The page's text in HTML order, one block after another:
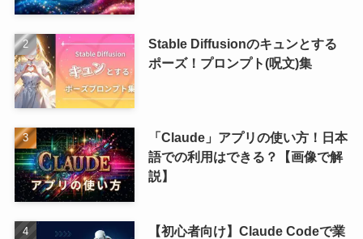
Stable Diffusionのキュンとする
ポーズ！プロンプト(呪文)集
「Claude」アプリの使い方！日本
語での利用はできる？【画像で解
説】
【初心者向け】Claude Codeで業